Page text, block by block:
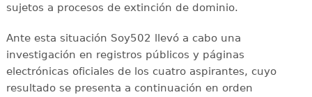
sujetos a procesos de extinción de dominio.
Ante esta situación Soy502 llevó a cabo una
investigación en registros públicos y páginas
electrónicas oficiales de los cuatro aspirantes, cuyo
resultado se presenta a continuación en orden